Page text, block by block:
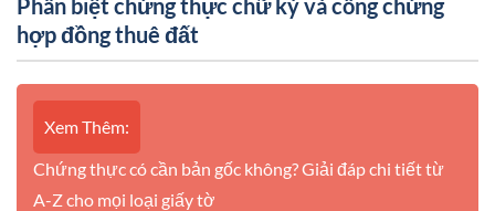
hợp đồng thuê đất
Xem Thêm:
Chứng thực có cần bản gốc không? Giải đáp chi tiết từ
A-Z cho mọi loại giấy tờ